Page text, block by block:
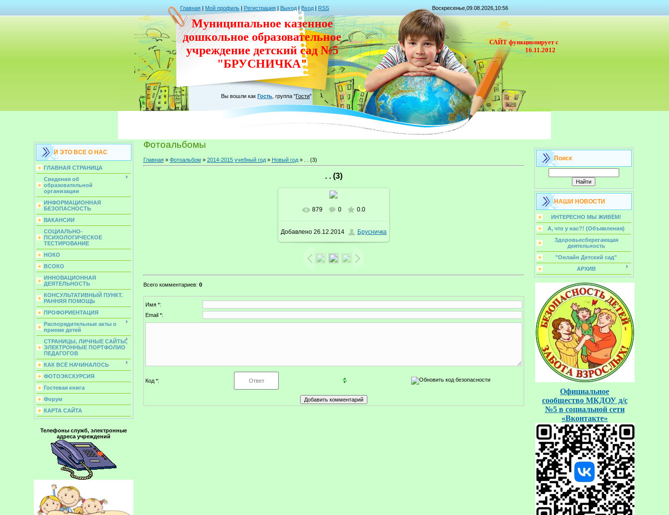
Главная | Мой профиль | Регистрация | Выход | Вход | RSS Воскресенье,09.08.2026,10:56
Муниципальное казенное
дошкольное образовательное
учреждение детский сад №5
"БРУСНИЧКА"
САЙТ функционирует с
16.11.2012
Вы вошли как Гость группа "Гости"
И ЭТО ВСЕ О НАС
ГЛАВНАЯ СТРАНИЦА
Сведения об
образовательной
организации
ИНФОРМАЦИОННАЯ
БЕЗОПАСНОСТЬ
ВАКАНСИИ
СОЦИАЛЬНО-
ПСИХОЛОГИЧЕСКОЕ
ТЕСТИРОВАНИЕ
НОКО
ВСОКО
ИННОВАЦИОННАЯ
ДЕЯТЕЛЬНОСТЬ
КОНСУЛЬТАТИВНЫЙ ПУНКТ.
РАННЯЯ ПОМОЩЬ
ПРОФОРИЕНТАЦИЯ
Распорядительные акты о
приеме детей
СТРАНИЦЫ, ЛИЧНЫЕ САЙТЫ,
ЭЛЕКТРОННЫЕ ПОРТФОЛИО
ПЕДАГОГОВ
КАК ВСЁ НАЧИНАЛОСЬ
ФОТОЭКСКУРСИЯ
Гостевая книга
Форум
КАРТА САЙТА
Телефоны служб, электронные
адреса учреждений
Фотоальбомы
Главная» Фотоальбом » 2014-2015 учебный год» Новый год» . . (3)
. . (3)
879 0 0.0
Добавлено26.12.2014 Брусничка
Всего комментариев: 0
Имя *:
Email *:
Код *:
Поиск
НАШИ НОВОСТИ
ИНТЕРЕСНО МЫ ЖИВЁМ!
А, что у нас?! (Объявления)
Здоровьесберегающая
деятельность
"Онлайн Детский сад"
АРХИВ
Официальное
сообщество МКДОУ д/с
№5 в социальной сети
«Вконтакте»